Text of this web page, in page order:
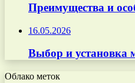
Преимущества и
16.05.2026
Выбор и установка
Облако меток